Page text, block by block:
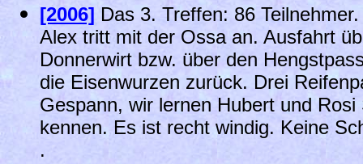
[2006] Das 3. Treffen: 86
Alex tritt mit der Ossa an. Ausfahrt
Donnerwirt bzw. über den
die Eisenwurzen zurück. Drei
Gespann, wir lernen Hubert und
kennen. Es ist recht windig. Keine
.